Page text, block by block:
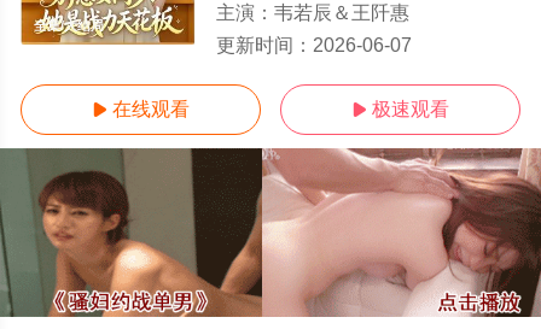
全集/大结局
主演： 韦若辰＆王阡惠
更新时间： 2026-06-07
 在线观看  极速观看